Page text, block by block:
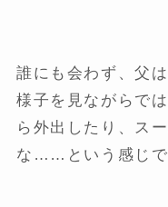
誰にも会わず、父
様子を見ながらで
ら外出したり、ス
な……という感じで